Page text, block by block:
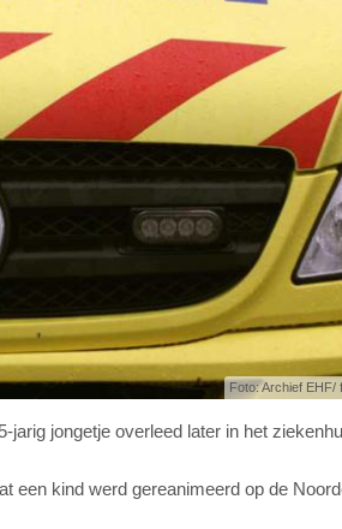
Foto: Archief EHF/
jongetje overleed later in het
een kind werd gereanimeerd op de